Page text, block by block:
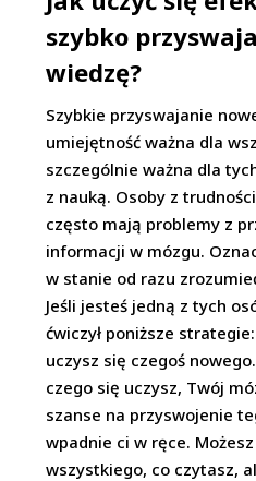
szybko
wiedzę?
Szybkie przyswajanie
umiejętność ważna dla
szczególnie ważna dla
z nauką. Osoby z
często mają problemy z
informacji w mózgu.
w stanie od razu
Jeśli jesteś jedną z tych
ćwiczył poniższe
uczysz się czegoś
czego się uczysz, Twój
szanse na przyswojenie
wpadnie ci w ręce.
wszystkiego, co czytasz,